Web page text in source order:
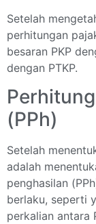
Setelah
perhitungan
besaran PKP
dengan PTKP.
(PPh)
Setelah
adalah
penghasilan
berlaku, seperti
perkalian antara